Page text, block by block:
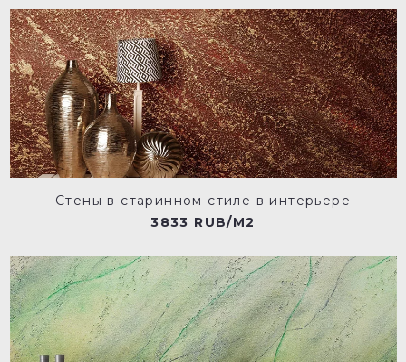
Стены в старинном стиле в интерьере
3833 RUB/M2